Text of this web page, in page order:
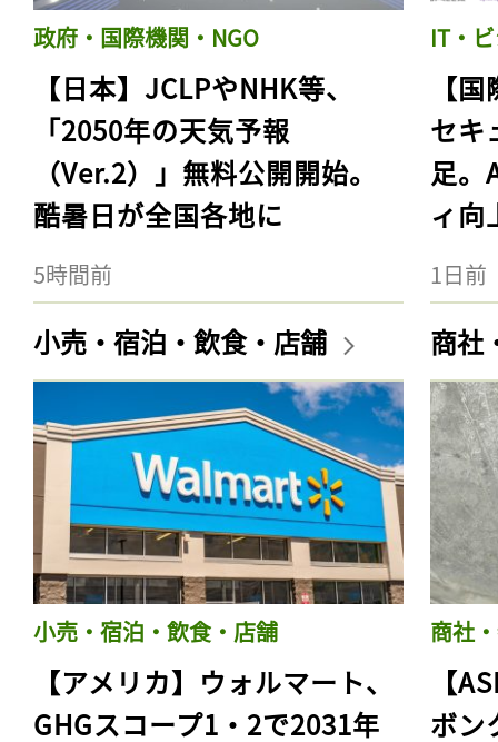
政府・国際機関・NGO
【日本】JCLPやNHK等、
「2050年の天気予報
（Ver.2）」無料公開開始。
酷暑日が全国各地に
5時間前
IT・
【
セキ
足。
ィ向
1日前
小売・宿泊・飲食・店舗
小売・宿泊・飲食・店舗
【アメリカ】ウォルマート、
GHGスコープ1・2で2031年
商社
商社
【
ボン